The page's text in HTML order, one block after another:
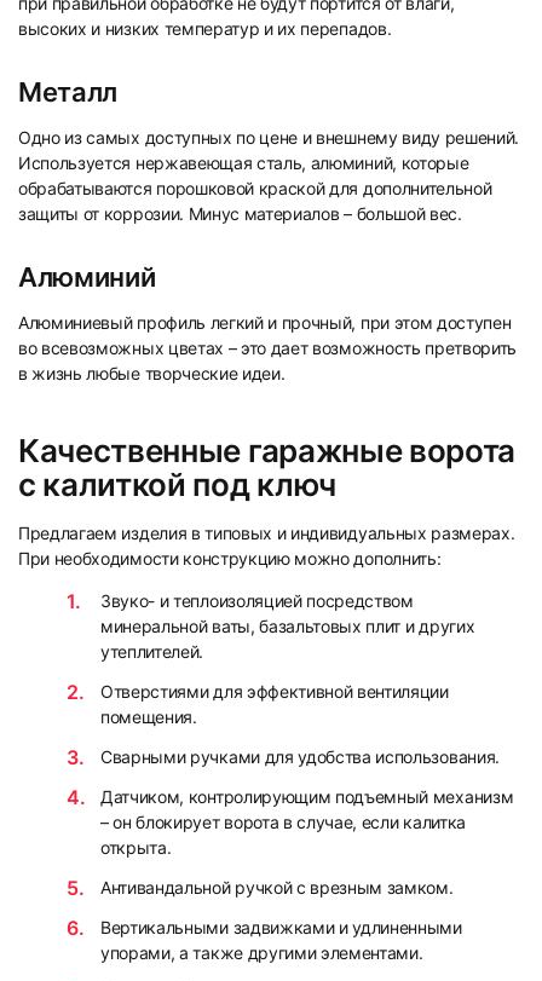
высоких и низких температур и их перепадов.
Металл
Одно из самых доступных по цене и внешнему виду решений.
Используется нержавеющая сталь, алюминий, которые
обрабатываются порошковой краской для дополнительной
защиты от коррозии. Минус материалов – большой вес.
Алюминий
Алюминиевый профиль легкий и прочный, при этом доступен
во всевозможных цветах – это дает возможность претворить
в жизнь любые творческие идеи.
Качественные гаражные ворота
с калиткой под ключ
Предлагаем изделия в типовых и индивидуальных размерах.
При необходимости конструкцию можно дополнить:
Звуко- и теплоизоляцией посредством
минеральной ваты, базальтовых плит и других
утеплителей.
Отверстиями для эффективной вентиляции
помещения.
Сварными ручками для удобства использования.
Датчиком, контролирующим подъемный механизм
– он блокирует ворота в случае, если калитка
открыта.
Антивандальной ручкой с врезным замком.
Вертикальными задвижками и удлиненными
упорами, а также другими элементами.